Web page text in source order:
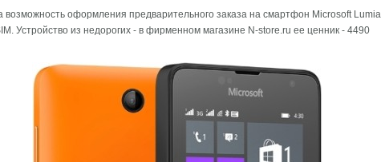
возможность оформления предварительного заказа на смартфон Microsoft Lumia
Устройство из недорогих - в фирменном магазине N-store.ru ее ценник - 4490